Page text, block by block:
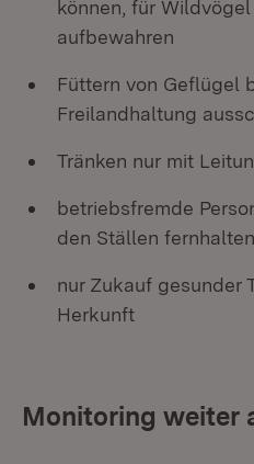
können, für
aufbewahren
Füttern von Geflügel
Freilandhaltung
Tränken nur mit
betriebsfremde
den Ställen fernhalten
nur Zukauf gesunder
Herkunft
Monitoring weiter